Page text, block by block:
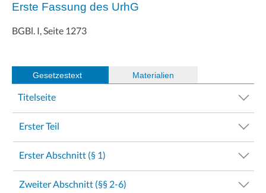
Erste Fassung des UrhG
BGBl. I, Seite 1273
Gesetzestext Materialien
Titelseite
Erster Teil
Erster Abschnitt (§ 1)
Zweiter Abschnitt (§§ 2-6)